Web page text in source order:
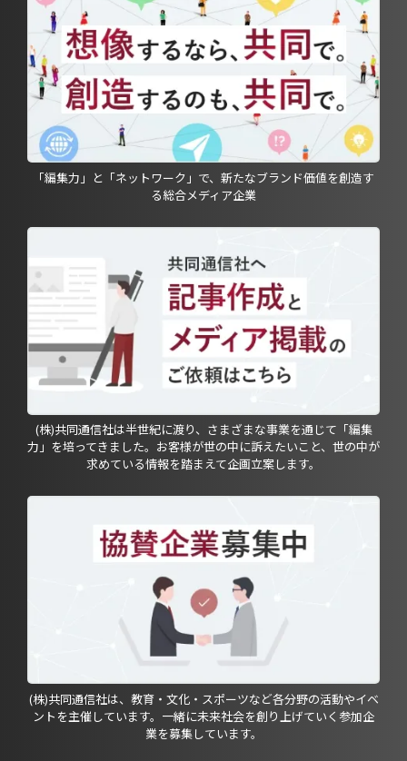
「編集力」と「ネットワーク」で、新たなブランド価値を創造す
る総合メディア企業
(株)共同通信社は半世紀に渡り、さまざまな事業を通じて「編集
力」を培ってきました。お客様が世の中に訴えたいこと、世の中が
求めている情報を踏まえて企画立案します。
(株)共同通信社は、教育・文化・スポーツなど各分野の活動やイベ
ントを主催しています。一緒に未来社会を創り上げていく参加企
業を募集しています。